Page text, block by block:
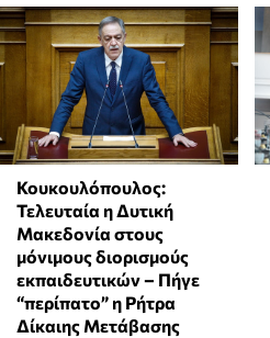
Κουκουλόπουλος:
Τελευταία η Δυτική
Μακεδονία στους
μόνιμους διορισμούς
εκπαιδευτικών – Πήγε
“περίπατο” η Ρήτρα
Δίκαιης Μετάβασης